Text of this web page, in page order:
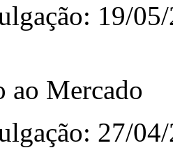
19/
ao Mercado
27/